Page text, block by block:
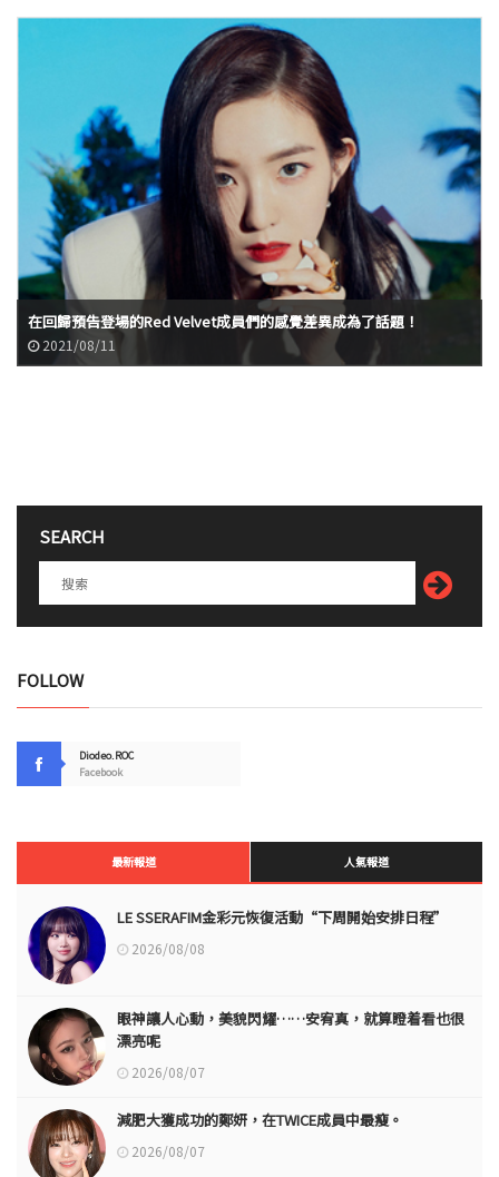
在回歸預告登場的Red Velvet成員們的感覺差異成為了話題！
2021/08/11
SEARCH
FOLLOW
Diodeo.ROC
Facebook
最新報道 人氣報道
LE SSERAFIM金彩元恢復活動“下周開始安排日程”
2026/08/08
眼神讓人心動，美貌閃耀……安宥真，就算瞪着看也很
漂亮呢
2026/08/07
減肥大獲成功的鄭妍，在TWICE成員中最瘦。
2026/08/07